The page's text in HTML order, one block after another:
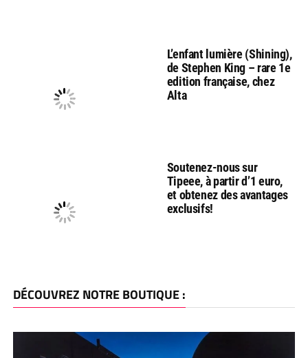
L’enfant lumière (Shining),
de Stephen King – rare 1e
edition française, chez
Alta
Soutenez-nous sur
Tipeee, à partir d’1 euro,
et obtenez des avantages
exclusifs!
DÉCOUVREZ NOTRE BOUTIQUE :